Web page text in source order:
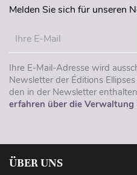
Melden Sie sich für unseren
Ihre E-Mail-Adresse wird
Newsletter der Éditions
den in der Newsletter
erfahren über die Verwaltung
ÜBER UNS